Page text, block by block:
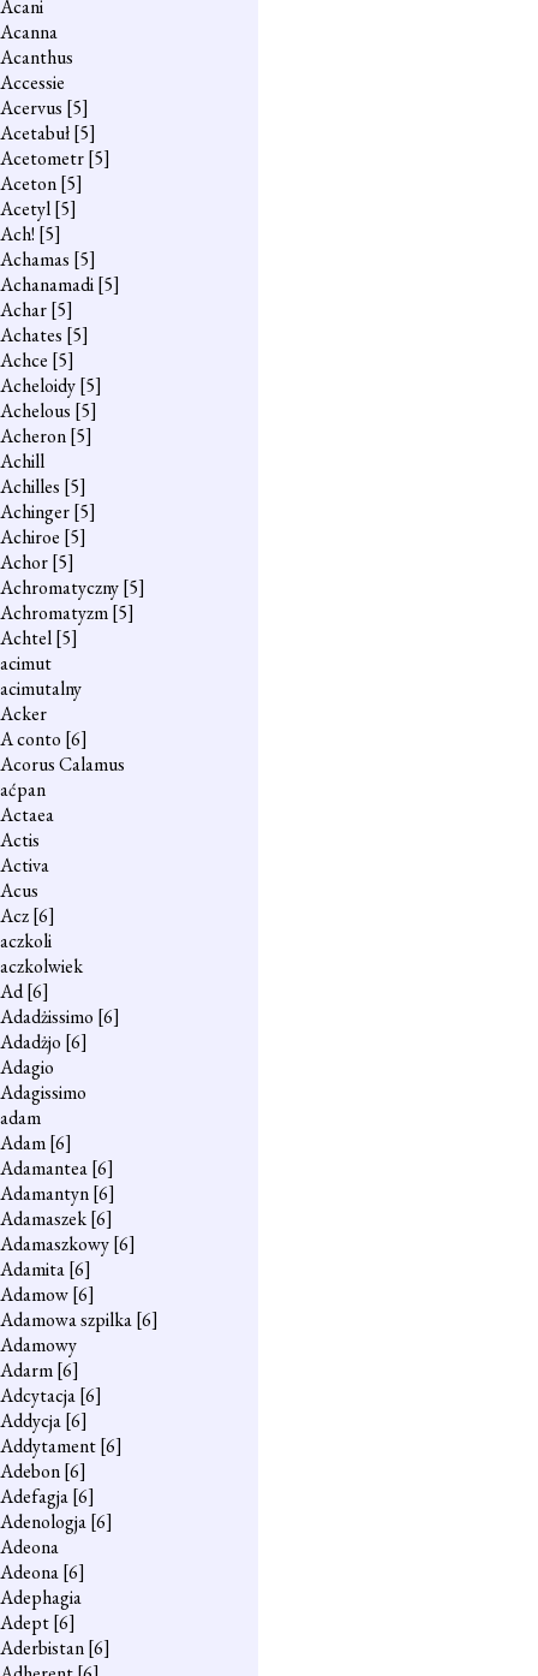
Acani
Acanna
Acanthus
Accessie
Acervus [5]
Acetabuł[5]
Acetometr[5]
Aceton[5]
Acetyl[5]
Ach! [5]
Achamas [5]
Achanamadi[5]
Achar[5]
Achates [5]
Achce [5]
Acheloidy[5]
Achelous [5]
Acheron[5]
Achill
Achilles [5]
Achinger[5]
Achiroe [5]
Achor[5]
Achromatyczny[5]
Achromatyzm[5]
Achtel[5]
acimut
acimutalny
Acker
A conto [6]
Acorus Calamus
aćpan
Actaea
Actis
Activa
Acus
Acz[6]
aczkoli
aczkolwiek
Ad[6]
Adadżissimo [6]
Adadżjo [6]
Adagio
Adagissimo
adam
Adam[6]
Adamantea[6]
Adamantyn[6]
Adamaszek[6]
Adamaszkowy[6]
Adamita[6]
Adamow[6]
Adamowa szpilka[6]
Adamowy
Adarm[6]
Adcytacja[6]
Addycja[6]
Addytament[6]
Adebon[6]
Adefagja[6]
Adenologja[6]
Adeona
Adeona[6]
Adephagia
Adept[6]
Aderbistan[6]